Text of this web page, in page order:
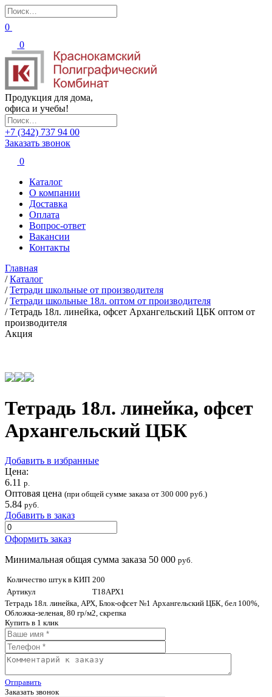
0
0
Продукция для дома,
офиса и учебы!
+7 (342) 737 94 00
Заказать звонок
0
Каталог
О компании
Доставка
Оплата
Вопрос-ответ
Вакансии
Контакты
Главная
/ Каталог
/ Тетради школьные от производителя
/ Тетради школьные 18л. оптом от производителя
/ Тетрадь 18л. линейка, офсет Архангельский ЦБК оптом от
производителя
Акция
Тетрадь 18л. линейка, офсет
Архангельский ЦБК
Добавить в избранные
Цена:
6.11 р.
Оптовая цена (при общей сумме заказа от 300 000 руб.)
5.84 руб.
Добавить в заказ
Оформить заказ
Минимальная общая сумма заказа 50 000 руб.
Количество штук в КИП 200
Артикул
Т18АРХ1
Тетрадь 18л. линейка, АРХ, Блок-офсет №1 Архангельский ЦБК, бел 100%,
Обложка-зеленая, 80 гр/м2, скрепка
Купить в 1 клик
Отправить
Заказать звонок